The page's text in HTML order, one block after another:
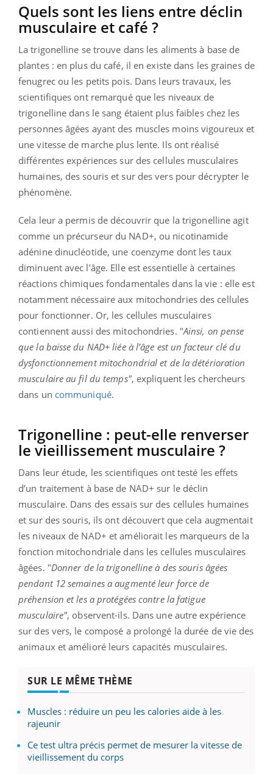
Quels sont les liens entre déclin
musculaire et café ?
La trigonelline se trouve dans les aliments à base de
plantes : en plus du café, il en existe dans les graines de
fenugrec ou les petits pois. Dans leurs travaux, les
scientifiques ont remarqué que les niveaux de
trigonelline dans le sang étaient plus faibles chez les
personnes âgées ayant des muscles moins vigoureux et
une vitesse de marche plus lente. Ils ont réalisé
différentes expériences sur des cellules musculaires
humaines, des souris et sur des vers pour décrypter le
phénomène.
Cela leur a permis de découvrir que la trigonelline agit
comme un précurseur du NAD+, ou nicotinamide
adénine dinucléotide, une coenzyme dont les taux
diminuent avec l’âge. Elle est essentielle à certaines
réactions chimiques fondamentales dans la vie : elle est
notamment nécessaire aux mitochondries des cellules
pour fonctionner. Or, les cellules musculaires
contiennent aussi des mitochondries. "Ainsi, on pense
que la baisse du NAD+ liée à l’âge est un facteur clé du
dysfonctionnement mitochondrial et de la détérioration
musculaire au fil du temps", expliquent les chercheurs
dans un communiqué.
Trigonelline : peut-elle renverser
le vieillissement musculaire ?
Dans leur étude, les scientifiques ont testé les effets
d’un traitement à base de NAD+ sur le déclin
musculaire. Dans des essais sur des cellules humaines
et sur des souris, ils ont découvert que cela augmentait
les niveaux de NAD+ et améliorait les marqueurs de la
fonction mitochondriale dans les cellules musculaires
âgées. "Donner de la trigonelline à des souris âgées
pendant 12 semaines a augmenté leur force de
préhension et les a protégées contre la fatigue
musculaire", observent-ils. Dans une autre expérience
sur des vers, le composé a prolongé la durée de vie des
animaux et amélioré leurs capacités musculaires.
SUR LE MÊME THÈME
Muscles : réduire un peu les calories aide à les
rajeunir
Ce test ultra précis permet de mesurer la vitesse de
vieillissement du corps